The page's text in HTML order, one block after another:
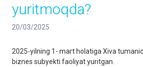
yuritmoqda?
20/03/2025
2025-yilning 1- mart holatiga Xiva
biznes subyekti faoliyat yuritgan.